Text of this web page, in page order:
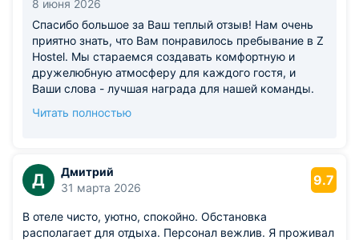
8 июня 2026
Спасибо большое за Ваш теплый отзыв! Нам очень
приятно знать, что Вам понравилось пребывание в Z
Hostel. Мы стараемся создавать комфортную и
дружелюбную атмосферу для каждого гостя, и
Ваши слова - лучшая награда для нашей команды.
время Ваших будущих путешествий. Желаем Вам
Читать полностью
Д
Дмитрий
31 марта 2026
9.7
В отеле чисто, уютно, спокойно. Обстановка
располагает для отдыха. Персонал вежлив. Я проживал